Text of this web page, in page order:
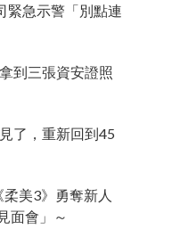
緊急示警「別點連
到三張資安證照
了，重新回到45
美3》勇奪新人
面會」～